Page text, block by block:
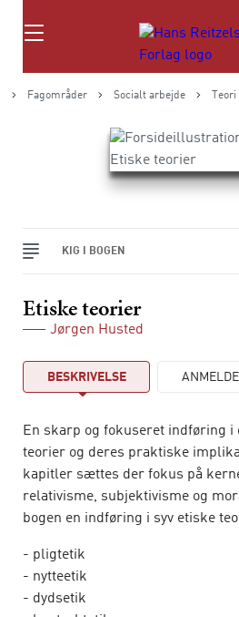
Søg
Fagområder Socialt arbejde
KIG I BOGEN
Etiske teorier
Jørgen Husted
BESKRIVELSE
En skarp og fokuseret indføring i
teorier og deres praktiske
kapitler sættes der fokus på
relativisme, subjektivisme og
bogen en indføring i syv etiske
- pligtetik
- nytteetik
- dydsetik